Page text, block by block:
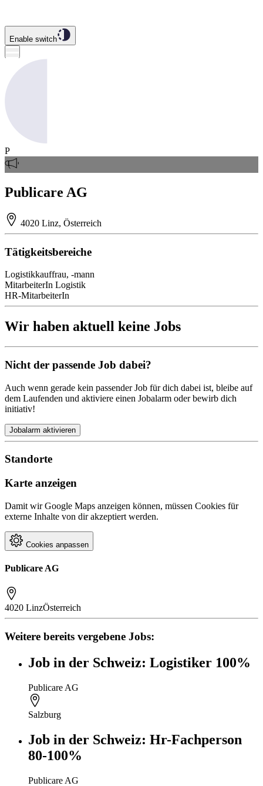
Enable switch
P
Publicare AG
4020 Linz, Österreich
Tätigkeitsbereiche
Logistikkauffrau, -mann
MitarbeiterIn Logistik
HR-MitarbeiterIn
Wir haben aktuell keine Jobs
Nicht der passende Job dabei?
Auch wenn gerade kein passender Job für dich dabei ist, bleibe auf
dem Laufenden und aktiviere einen Jobalarm oder bewirb dich
initiativ!
Jobalarm aktivieren
Standorte
Karte anzeigen
Damit wir Google Maps anzeigen können, müssen Cookies für
externe Inhalte von dir akzeptiert werden.
Cookies anpassen
Publicare AG
4020 LinzÖsterreich
Weitere bereits vergebene Jobs:
Job in der Schweiz: Logistiker 100%
Publicare AG
Salzburg
Job in der Schweiz: Hr-Fachperson
80-100%
Publicare AG